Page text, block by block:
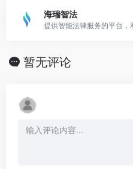
海瑞智法
暂无评论